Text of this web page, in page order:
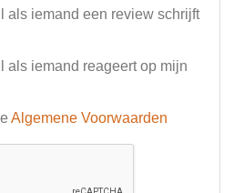
als iemand een review schrijft
als iemand reageert op mijn
Algemene Voorwaarden